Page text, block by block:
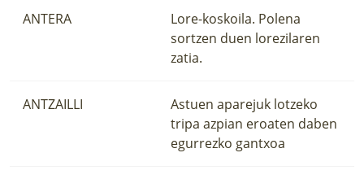
ANTERA
Lore-koskoila. Polena
sortzen duen lorezilaren
zatia.
ANTZAILLI
Astuen aparejuk lotzeko
tripa azpian eroaten daben
egurrezko gantxoa